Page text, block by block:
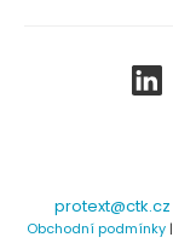
protext@ctk.cz
Obchodní podmínky|